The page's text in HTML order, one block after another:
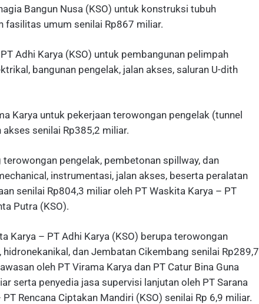
Bangun Nusa (KSO) untuk konstruksi tubuh
fasilitas umum senilai Rp867 miliar.
Adhi Karya (KSO) untuk pembangunan pelimpah
bangunan pengelak, jalan akses, saluran U-dith
Karya untuk pekerjaan terowongan pengelak (tunnel
senilai Rp385,2 miliar.
pengelak, pembetonan spillway, dan
instrumentasi, jalan akses, beserta peralatan
senilai Rp804,3 miliar oleh PT Waskita Karya – PT
Putra (KSO).
Karya – PT Adhi Karya (KSO) berupa terowongan
dan Jembatan Cikembang senilai Rp289,7
oleh PT Virama Karya dan PT Catur Bina Guna
serta penyedia jasa supervisi lanjutan oleh PT Sarana
Rencana Ciptakan Mandiri (KSO) senilai Rp 6,9 miliar.